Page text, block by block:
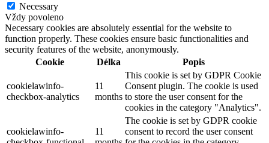
Necessary
Vždy povoleno
Necessary cookies are absolutely essential for the website to
function properly. These cookies ensure basic functionalities and
security features of the website, anonymously.
Cookie
Délka Popis
cookielawinfo-
checkbox-analytics
11
months
This cookie is set by GDPR Cookie
Consent plugin. The cookie is used
to store the user consent for the
cookies in the category "Analytics".
cookielawinfo-
11
The cookie is set by GDPR cookie
consent to record the user consent